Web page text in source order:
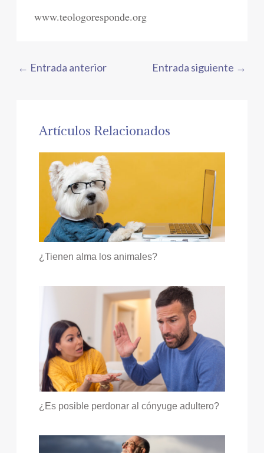
www.teologoresponde.org
← Entrada anterior Entrada siguiente →
Artículos Relacionados
¿Tienen alma los animales?
¿Es posible perdonar al cónyuge adultero?